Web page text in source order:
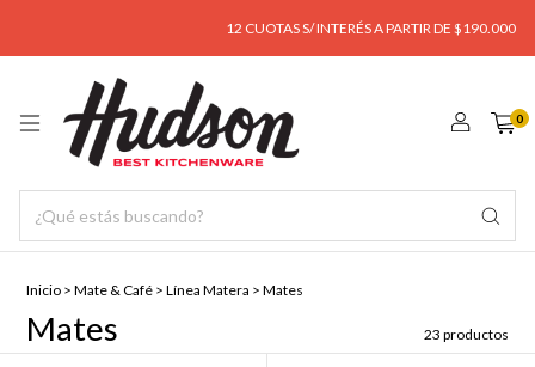
12 CUOTAS S/ INTERÉS A PARTIR DE $190.000
0
Inicio > Mate & Café > Línea Matera > Mates
Mates 23 productos